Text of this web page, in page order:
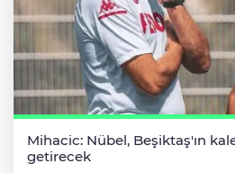
Mihacic: Nübel, Beşiktaş'ın
getirecek